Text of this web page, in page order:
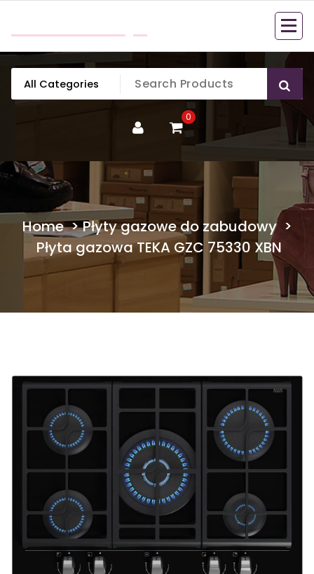
content
0
Home>Płyty gazowe do zabudowy>
Płyta gazowa TEKA GZC 75330 XBN